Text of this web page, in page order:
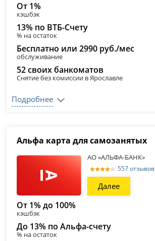
От 1%
кэшбэк
13% по ВТБ-Счету
% на остаток
Бесплатно или 2990 руб./мес
обслуживание
52 своих банкоматов
Снятие без комиссии в Ярославле
Подробнее
Альфа карта для самозанятых
АО «АЛЬФА-БАНК»
557 отзывов
Далее
От 1% до 100%
кэшбэк
До 13% по Альфа-счету
% на остаток